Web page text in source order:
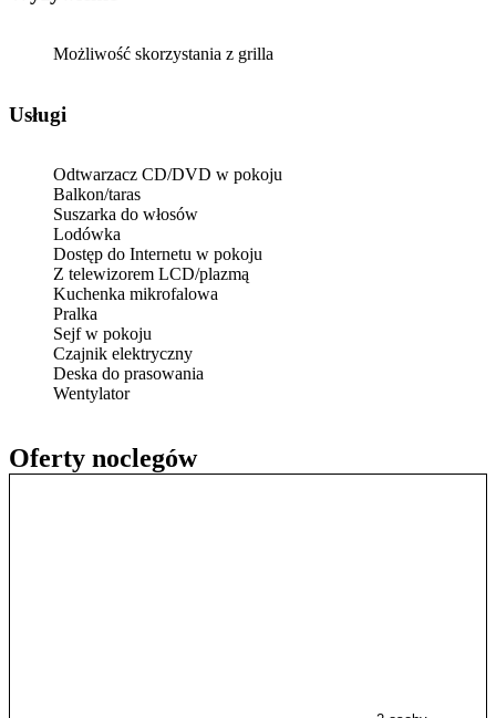
Oferty noclegów
Możliwość skorzystania z grilla
Usługi
Odtwarzacz CD/DVD w pokoju
Balkon/taras
Suszarka do włosów
Lodówka
Dostęp do Internetu w pokoju
Z telewizorem LCD/plazmą
Kuchenka mikrofalowa
Pralka
Sejf w pokoju
Czajnik elektryczny
Deska do prasowania
Wentylator